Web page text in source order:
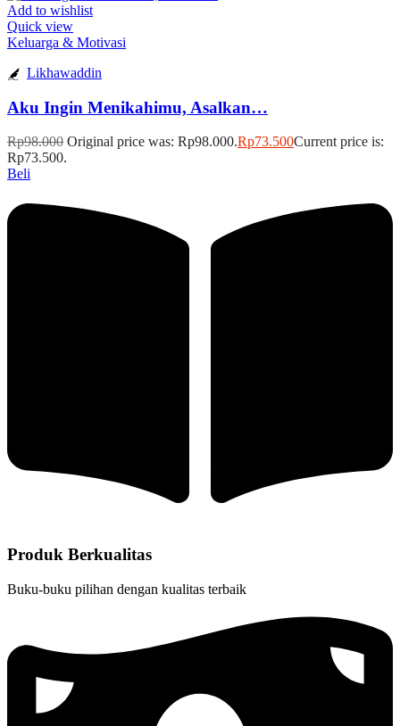
Add to wishlist
Quick view
Keluarga & Motivasi
Likhawaddin
Aku Ingin Menikahimu, Asalkan…
Rp98.000 Original price was: Rp98.000.Rp73.500Current price is:
Rp73.500.
Beli
Produk Berkualitas
Buku-buku pilihan dengan kualitas terbaik